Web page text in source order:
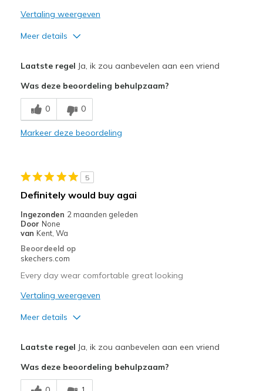
Vertaling weergeven
Meer details
Comfortable
Stylish
Travel
Width
Feels true to width
Sizing
Laatste regel Ja, ik zou aanbevelen aan een vriend
Was deze beoordeling behulpzaam?
0 0
Markeer deze beoordeling
5
Definitely would buy agai
Ingezonden 2 maanden geleden
Door None
van Kent, Wa
Beoordeeld op
skechers.com
Every day wear comfortable great looking
Vertaling weergeven
Meer details
Laatste regel Ja, ik zou aanbevelen aan een vriend
Was deze beoordeling behulpzaam?